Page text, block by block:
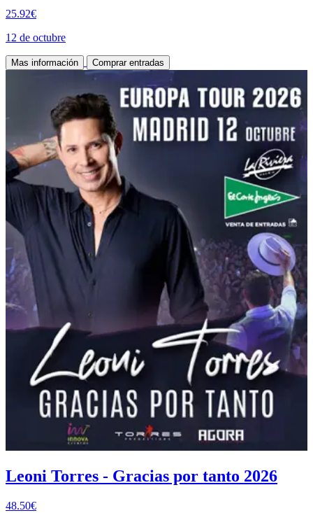
25.92€
12 de octubre
Mas información Comprar entradas
Leoni Torres - Gracias por tanto 2026
48.50€